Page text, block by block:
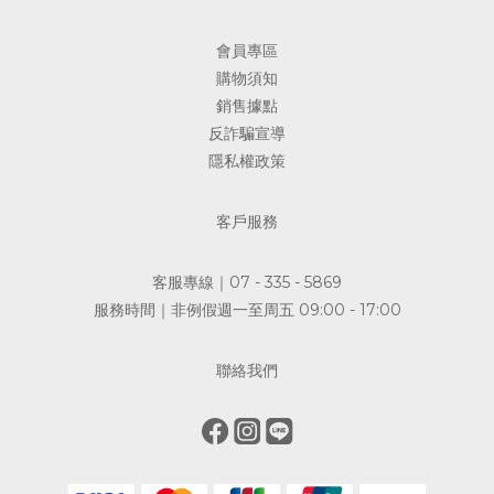
會員專區
購物須知
銷售據點
反詐騙宣導
隱私權政策
客戶服務
客服專線｜07 - 335 - 5869
服務時間｜非例假週一至周五 09:00 - 17:00
聯絡我們